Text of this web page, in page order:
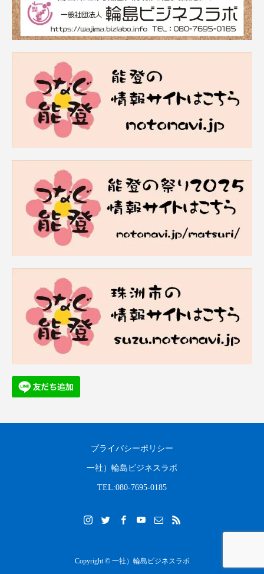
プライバシーポリシー
一社）輪島ビジネスラボ
TEL:080-7695-0185
Copyright © 一社）輪島ビジネスラボ